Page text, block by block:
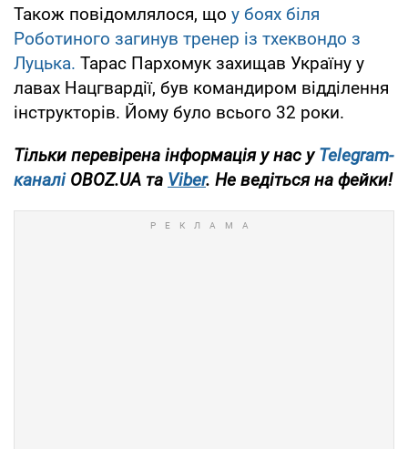
Також повідомлялося, що у боях біля
Роботиного загинув тренер із тхеквондо з
Луцька. Тарас Пархомук захищав Україну у
лавах Нацгвардії, був командиром відділення
інструкторів. Йому було всього 32 роки.
Тільки перевірена інформація у нас уTelegram-
каналіOBOZ.UA та Viber. Не ведіться на фейки!